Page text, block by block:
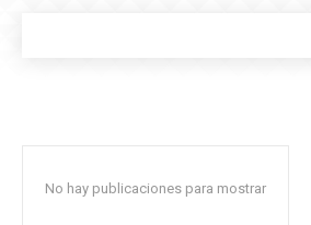
No hay publicaciones para mostrar